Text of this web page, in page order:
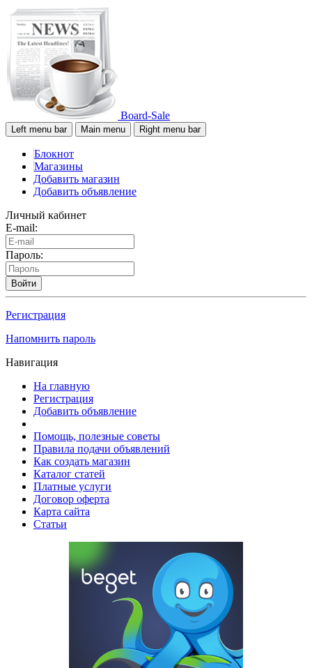
Board-Sale
Left menu bar Main menu Right menu bar
Блокнот
Магазины
Добавить магазин
Добавить объявление
Личный кабинет
E-mail:
Пароль:
Войти
Регистрация
Напомнить пароль
Навигация
На главную
Регистрация
Добавить объявление
Помощь, полезные советы
Правила подачи объявлений
Как создать магазин
Каталог статей
Платные услуги
Договор оферта
Карта сайта
Статьи